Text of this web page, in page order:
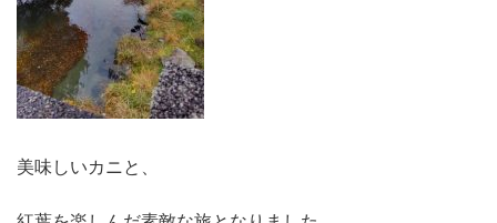
美味しいカニと、